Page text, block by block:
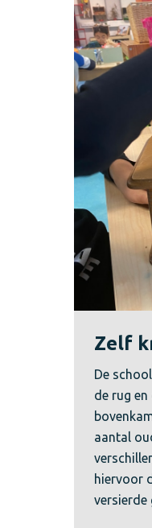
Zelf
De
de rug
aantal
hiervoor
versierde